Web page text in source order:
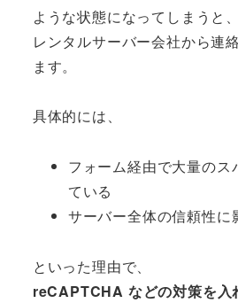
ような状態になってしまうと、
レンタルサーバー会社から連
ます。
具体的には、
フォーム経由で大量のス
ている
サーバー全体の信頼性に
といった理由で、
reCAPTCHA などの対策を入